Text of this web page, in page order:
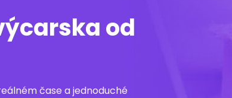
od
čase a jednoduché